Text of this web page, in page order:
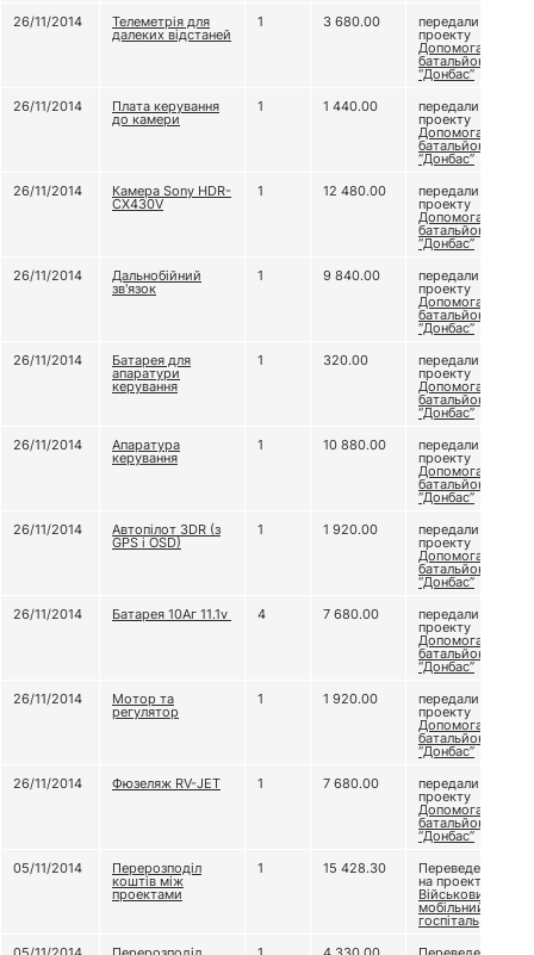
26/11/2014
Телеметрія для
далеких відстаней
1 3 680.00 передали
проекту
Допомога
батальйону
“Донбас”
26/11/2014
Плата керування
до камери
1 1 440.00 передали
проекту
Допомога
батальйону
“Донбас”
26/11/2014
Камера Sony HDR-
CX430V
1 12 480.00 передали
проекту
Допомога
батальйону
“Донбас”
26/11/2014
Дальнобійний
зв'язок
1 9 840.00 передали
проекту
Допомога
батальйону
“Донбас”
26/11/2014
Батарея для
апаратури
керування
1 320.00 передали
проекту
Допомога
батальйону
“Донбас”
26/11/2014
Апаратура
керування
1 10 880.00 передали
проекту
Допомога
батальйону
“Донбас”
26/11/2014
Автопілот 3DR (з
GPS і OSD)
1 1 920.00 передали
проекту
Допомога
батальйону
“Донбас”
26/11/2014
Батарея 10Аг 11.1v 4 7 680.00 передали
проекту
Допомога
батальйону
“Донбас”
26/11/2014
Мотор та
регулятор
1 1 920.00 передали
проекту
Допомога
батальйону
“Донбас”
26/11/2014
Фюзеляж RV-JET 1 7 680.00 передали
проекту
Допомога
батальйону
“Донбас”
05/11/2014
Перерозподіл
коштів між
проектами
1 15 428.30 Переведено
на проект
Військовий
мобільний
госпіталь